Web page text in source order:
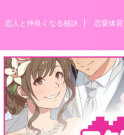
恋人と仲良くなる秘訣 恋愛体質